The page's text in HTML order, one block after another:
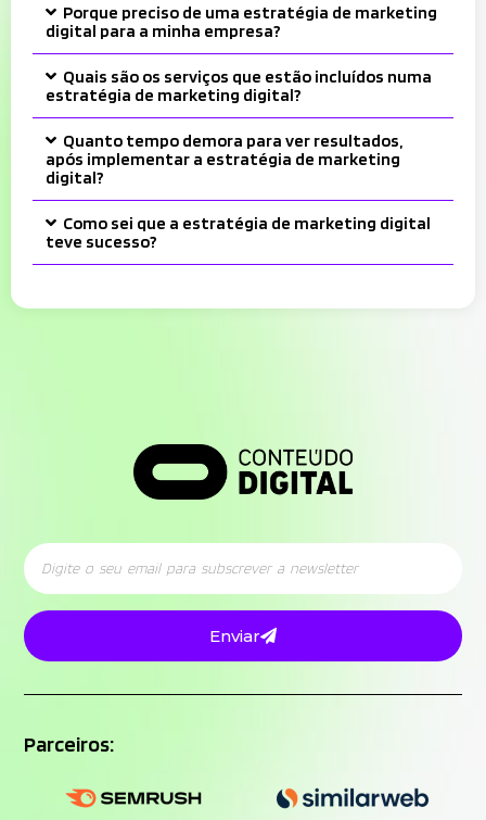
Porque preciso de uma estratégia de marketing
digital para a minha empresa?
Quais são os serviços que estão incluídos numa
estratégia de marketing digital?
Quanto tempo demora para ver resultados,
após implementar a estratégia de marketing
digital?
Como sei que a estratégia de marketing digital
teve sucesso?
Enviar
Parceiros: